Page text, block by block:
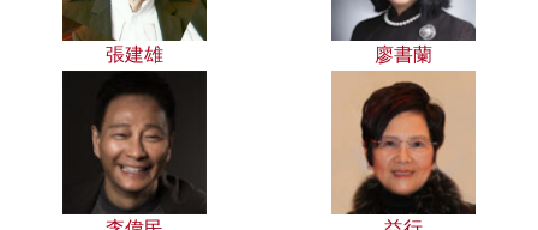
張建雄 廖書蘭